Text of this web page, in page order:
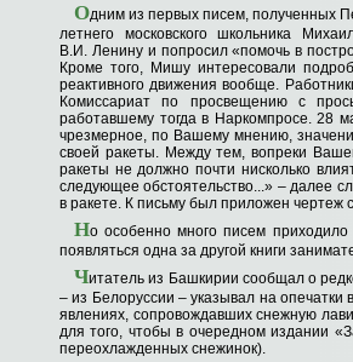
Одним из первых писем, полученных
летнего московского школьника
В.И. Ленину и попросил «помочь в
Кроме того, Мишу интересовали
реактивного движения вообще.
Комиссариат по просвещению с
работавшему тогда в Наркомпросе. 28
чрезмерное, по Вашему мнению,
своей ракеты. Между тем, вопреки
ракеты не должно почти нисколько
следующее обстоятельство...» – далее
в ракете. К письму был приложен чертеж
Но особенно много писем приходило
появляться одна за другой книги
Читатель из Башкирии сообщал о
– из Белоруссии – указывал на опечатки
явлениях, сопровождавших снежную
для того, чтобы в очередном издании
переохлажденных снежинок).